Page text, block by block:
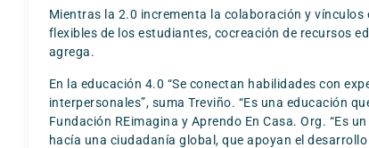
Mientras la 2.0 incrementa la colaboración y
flexibles de los estudiantes, cocreación de recursos
agrega.
En la educación 4.0 “Se conectan habilidades con
interpersonales”, suma Treviño. “Es una educación
Fundación REimagina y Aprendo En Casa. Org. “Es
hacía una ciudadanía global, que apoyan el